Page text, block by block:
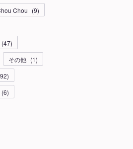
Chou (9)
(47)
その他 (1)
92)
(6)